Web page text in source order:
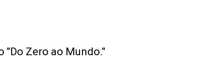
"Do Zero ao Mundo."